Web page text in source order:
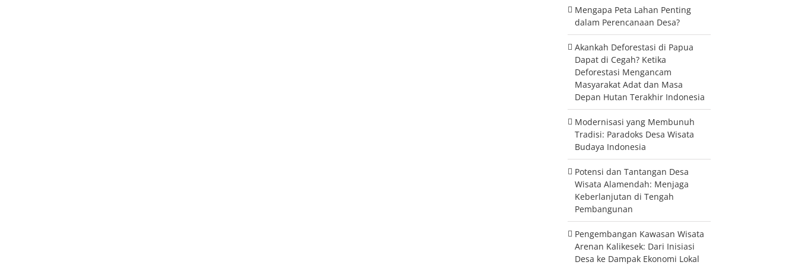
Mengapa Peta Lahan Penting
dalam Perencanaan Desa?
Akankah Deforestasi di Papua
Dapat di Cegah? Ketika
Deforestasi Mengancam
Masyarakat Adat dan Masa
Depan Hutan Terakhir Indonesia
Modernisasi yang Membunuh
Tradisi: Paradoks Desa Wisata
Budaya Indonesia
Potensi dan Tantangan Desa
Wisata Alamendah: Menjaga
Keberlanjutan di Tengah
Pembangunan
Pengembangan Kawasan Wisata
Arenan Kalikesek: Dari Inisiasi
Desa ke Dampak Ekonomi Lokal